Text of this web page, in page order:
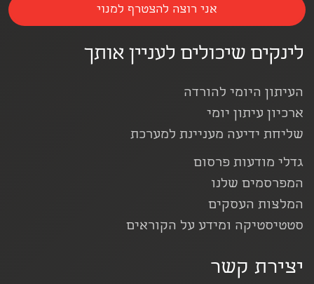
לינקים שיכולים לעניין אותך
העיתון היומי להורדה
ארכיון עיתון יומי
שליחת ידיעה מעניינת למערכת
גדלי מודעות פרסום
המפרסמים שלנו
המלצות העסקים
סטטיסטיקה ומידע על הקוראים
יצירת קשר